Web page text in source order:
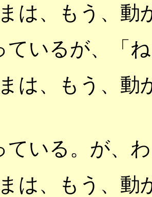
は、もう、動
ているが、「
は、もう、動
ている。が、
は、もう、動